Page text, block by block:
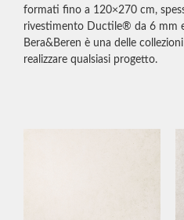
formati fino a 120×270 cm,
rivestimento Ductile® da 6 mm
Bera&Beren è una delle
realizzare qualsiasi progetto.